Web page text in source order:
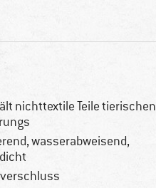
nichttextile Teile tierischen
wasserabweisend,